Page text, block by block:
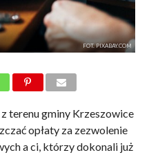
FOT. PIXABAY.COM
terenu gminy Krzeszowice
opłaty za zezwolenie
a ci, którzy dokonali już